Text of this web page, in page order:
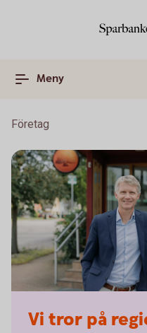
Meny
Företag
Vi tror på